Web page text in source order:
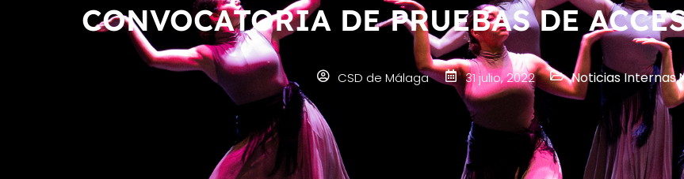
CONVOCATORIA DE PRUEBAS DE
CSD de Málaga 31 julio, 2022 Noticias Internas,